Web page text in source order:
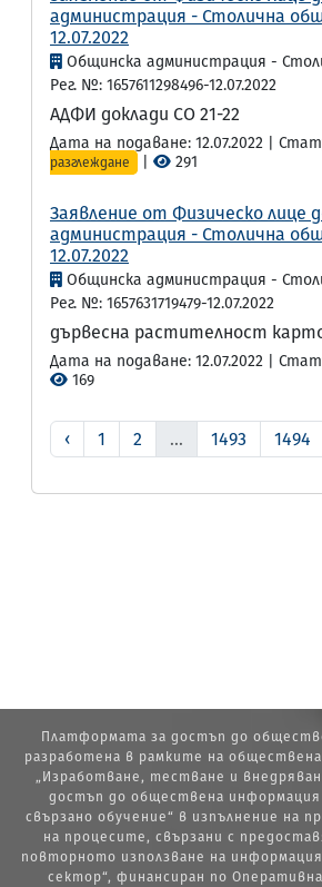
администрация - Столична
12.07.2022
Общинска администрация -
Рег. №: 1657611298496-12.07.2022
АДФИ доклади СО 21-22
Дата на подаване: 12.07.2022 |
разглеждане
291
Заявление от Физическо лице
администрация - Столична
12.07.2022
Общинска администрация -
Рег. №: 1657631719479-12.07.2022
дървесна растителност
Дата на подаване: 12.07.2022 |
169
‹ 1 2 ... 1493 1494
Платформата за достъп до
разработена в рамките на
„Изработване, тестване и
достъп до обществена
свързано обучение“ в изпълнение на
на процесите, свързани с
повторното използване на
сектор“, финансиран по